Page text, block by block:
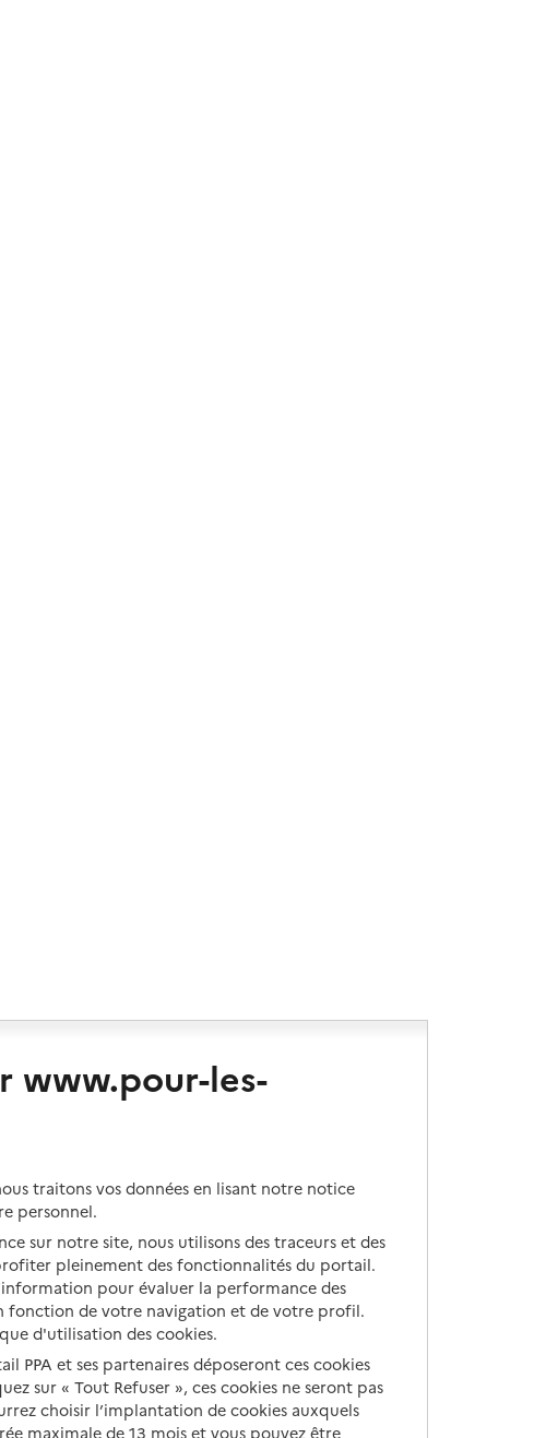
www.pour-les-
traitons vos données en lisant notre notice
personnel.
sur notre site, nous utilisons des traceurs et des
pleinement des fonctionnalités du portail.
pour évaluer la performance des
fonction de votre navigation et de votre profil.
d'utilisation des cookies.
PPA et ses partenaires déposeront ces cookies
sur « Tout Refuser », ces cookies ne seront pas
choisir l’implantation de cookies auxquels
maximale de 13 mois et vous pouvez être